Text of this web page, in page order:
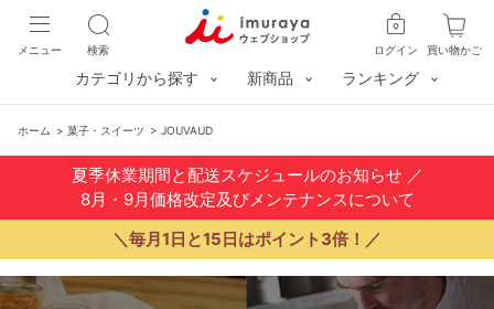
買い物かご
ログイン
検索
メニュー
カテゴリから探す 新商品 ランキング
ホーム > 菓子・スイーツ > JOUVAUD
夏季休業期間と配送スケジュールのお知らせ／
8月・9月価格改定及びメンテナンスについて
＼毎月1日と15日はポイント3倍！／